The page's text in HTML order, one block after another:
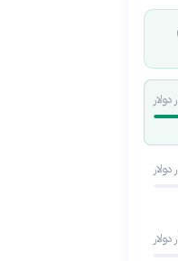
دولار
دولار
دولار